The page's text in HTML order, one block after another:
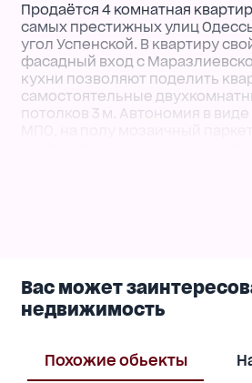
Продаётся 4 комнатная
самых престижных улиц
угол Успенской. В квартиру
фасадный вход с
кухни позволяют поделить
самостоятельные
потолков 3 м. Автономия в
входит в площадь по
помещение. Можно строить 2-
Состояние хорошее жилое.
Вас может
недвижимость
Похожие обьекты